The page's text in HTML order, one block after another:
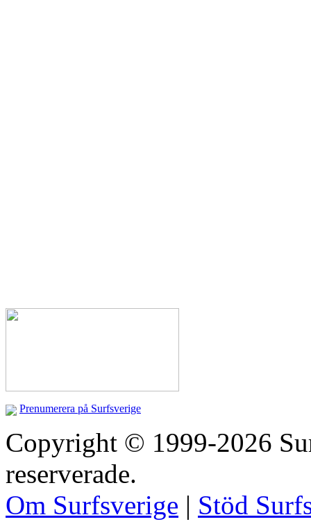
Prenumerera på Surfsverige
Copyright © 1999-2026
reserverade.
Om Surfsverige | Stöd